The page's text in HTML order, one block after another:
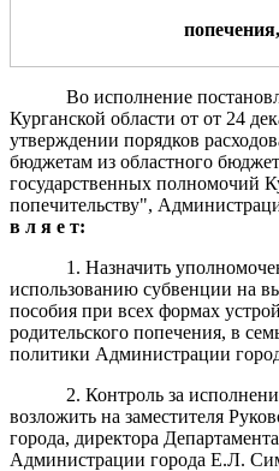
Во исполнение
Курганской области от от 24
утверждении порядков
бюджетам из областного
государственных полномочий
попечительству",
в л я е т:
1. Назначить
использованию субвенции на
пособия при всех формах
родительского попечения, в
политики Администрации
2. Контроль за
возложить на заместителя
города, директора
Администрации города Е.Л.